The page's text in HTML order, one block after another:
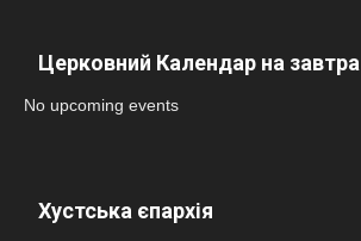
Церковний Календар на завтра
No upcoming events
Хустська єпархія